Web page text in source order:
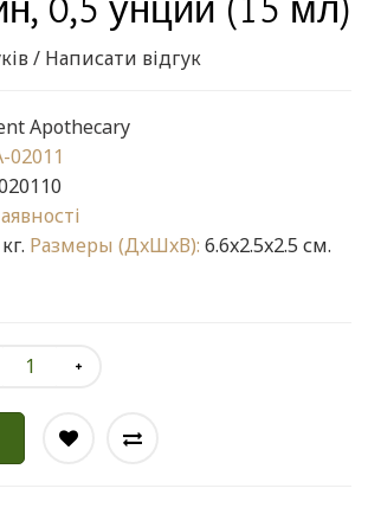
/ Написати відгук
Apothecary
02011
Размеры (ДxШxВ): 6.6x2.5x2.5 см.